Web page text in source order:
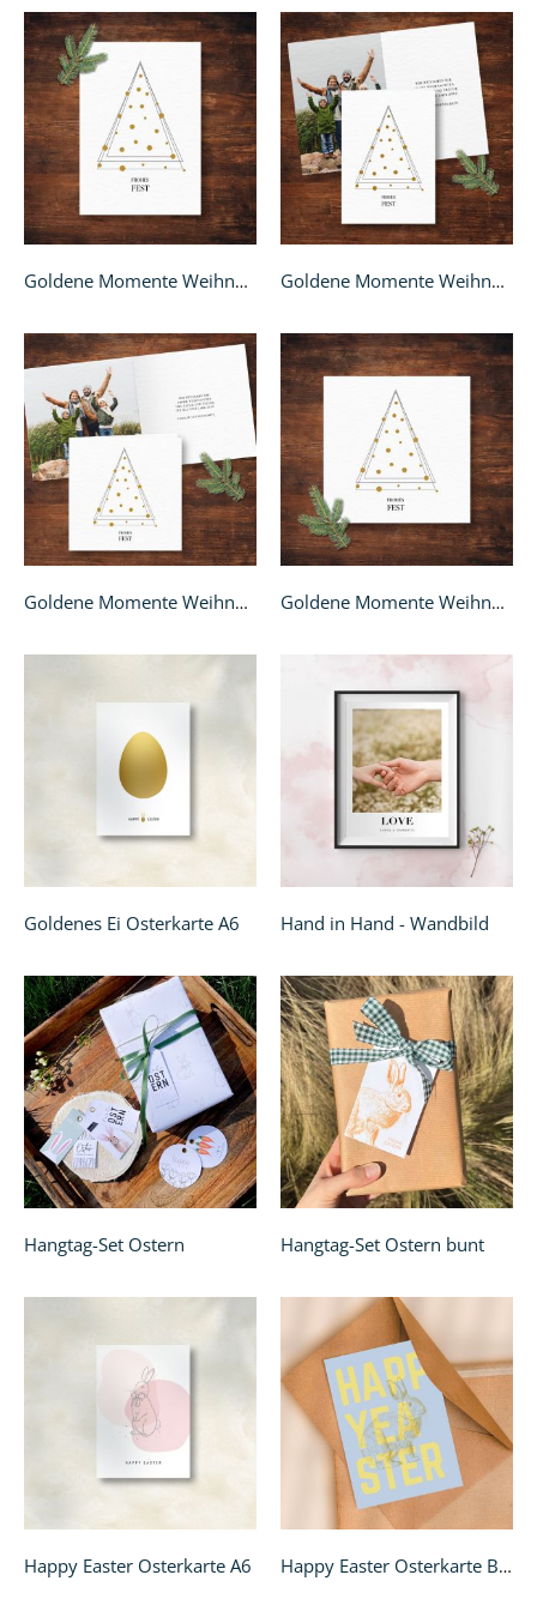
Goldene Momente Weihnachtskarte - A6 Goldene Momente Weihnachtskarte - A6 Klappkarte
Goldene Momente Weihnachtskarte - Klappkarte quadratisch Goldene Momente Weihnachtskarte - quadratisch
Goldenes Ei Osterkarte A6 Hand in Hand - Wandbild
Hangtag-Set Ostern Hangtag-Set Ostern bunt
Happy Easter Osterkarte A6 Happy Easter Osterkarte Blau